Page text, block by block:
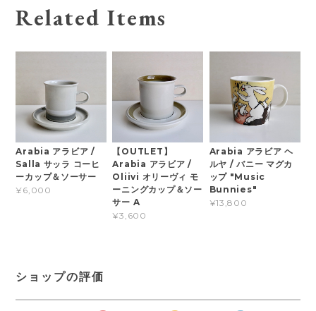
Related Items
Arabia アラビア /
Salla サッラ コーヒ
ーカップ＆ソーサー
¥6,000
【OUTLET】
Arabia アラビア /
Oliivi オリーヴィ モ
ーニングカップ＆ソー
サー A
¥3,600
Arabia アラビア ヘ
ルヤ / バニー マグカ
ップ "Music
Bunnies"
¥13,800
ショップの評価